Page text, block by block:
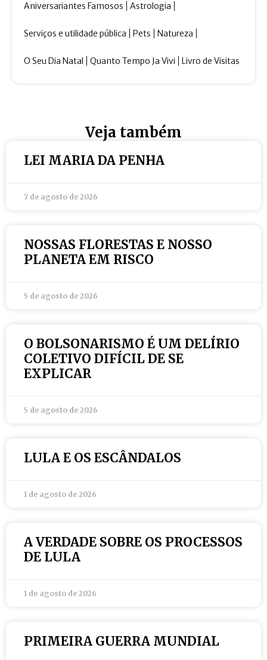
Aniversariantes Famosos Astrologia
Serviços e utilidade pública Pets Natureza
O Seu Dia Natal Quanto Tempo Ja Vivi Livro de Visitas
Veja também
LEI MARIA DA PENHA
7 de agosto de 2026
NOSSAS FLORESTAS E NOSSO
PLANETA EM RISCO
5 de agosto de 2026
O BOLSONARISMO É UM DELÍRIO
COLETIVO DIFÍCIL DE SE
EXPLICAR
5 de agosto de 2026
LULA E OS ESCÂNDALOS
1 de agosto de 2026
A VERDADE SOBRE OS PROCESSOS
DE LULA
1 de agosto de 2026
PRIMEIRA GUERRA MUNDIAL